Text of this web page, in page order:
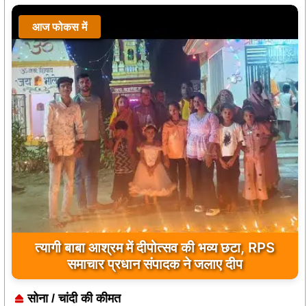
आज फोकस में
त्यागी बाबा आश्रम में दीपोत्सव की भव्य छटा, RPS
समाचार प्रधान संपादक ने जलाए दीप
सोना / चांदी की कीमत